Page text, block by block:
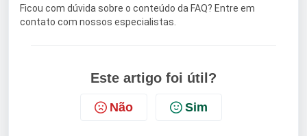
Ficou com dúvida sobre o conteúdo da FAQ? Entre em
contato com nossos especialistas.
Este artigo foi útil?
Não Sim